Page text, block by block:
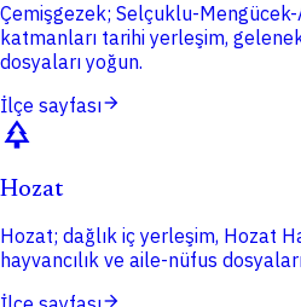
Çemişgezek; Selçuklu-
katmanları tarihi yerleşim,
dosyaları yoğun.
İlçe sayfasıarrow_forward
park
Hozat
Hozat; dağlık iç yerleşim, Hozat
hayvancılık ve aile-nüfus
arrow_forward